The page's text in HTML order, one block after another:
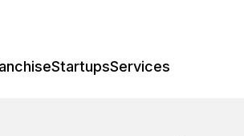
StartupsServices